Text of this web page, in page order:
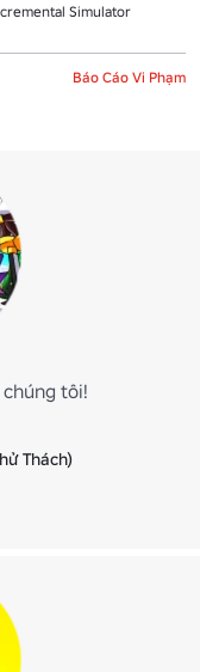
Simulator
Báo Cáo Vi Phạm
tôi!
Thách)